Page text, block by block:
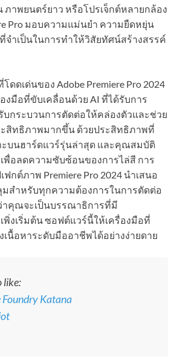
าพยนตร์ยาว หรือโปรเจ็กต์หลายกล้อง
Pro มอบความแม่นยำ ความยืดหยุ่น
ำเป็นในการทำให้วิสัยทัศน์สร้างสรรค์
ดเด่นของ Adobe Premiere Pro 2024
งมือที่ขับเคลื่อนด้วย AI ที่ได้รับการ
บกระบวนการตัดต่อให้คล่องตัวและช่วย
ะสิทธิภาพมากขึ้น ด้วยประสิทธิภาพที่
ะบนฮาร์ดแวร์รุ่นล่าสุด และคุณสมบัติ
พื่อลดความซับซ้อนของการไล่สี การ
ฟกต์ภาพ Premiere Pro 2024 นำเสนอ
สำหรับทุกความต้องการในการตัดต่อ
คุณจะเป็นบรรณาธิการที่มี
งเริ่มต้น ซอฟต์แวร์นี้ให้เครื่องมือที่
เนื้อหาระดับมืออาชีพได้อย่างง่ายดาย
like:
Foundry Katana